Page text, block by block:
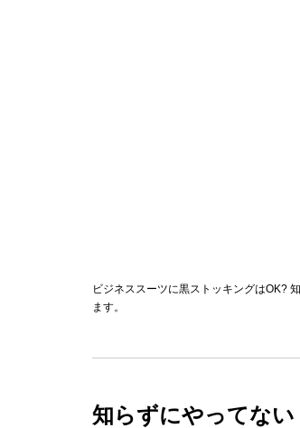
ビジネススーツに黒ストッキングはOK?
ます。
知らずにやってな